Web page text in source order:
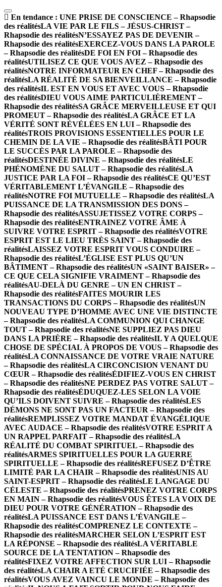
En tendance : UNE PRISE DE CONSCIENCE – Rhapsodie
des réalitésLA VIE PAR LE FILS – JÉSUS-CHRIST –
Rhapsodie des réalitésN’ESSAYEZ PAS DE DEVENIR –
Rhapsodie des réalitésEXERCEZ-VOUS DANS LA PAROLE
– Rhapsodie des réalitésDE FOI EN FOI – Rhapsodie des
réalitésUTILISEZ CE QUE VOUS AVEZ – Rhapsodie des
réalitésNOTRE INFORMATEUR EN CHEF – Rhapsodie des
réalitésLA RÉALITÉ DE SA BIENVEILLANCE – Rhapsodie
des réalitésIL EST EN VOUS ET AVEC VOUS – Rhapsodie
des réalitésDIEU VOUS AIME PARTICULIÈREMENT –
Rhapsodie des réalitésSA GRÂCE MERVEILLEUSE ET QUI
PROMEUT – Rhapsodie des réalitésLA GRÂCE ET LA
VÉRITÉ SONT RÉVÉLÉES EN LUI – Rhapsodie des
réalitésTROIS PROVISIONS ESSENTIELLES POUR LE
CHEMIN DE LA VIE – Rhapsodie des réalitésBÂTI POUR
LE SUCCÈS PAR LA PAROLE – Rhapsodie des
réalitésDESTINÉE DIVINE – Rhapsodie des réalitésLE
PHÉNOMÈNE DU SALUT – Rhapsodie des réalitésLA
JUSTICE PAR LA FOI – Rhapsodie des réalitésCE QU’EST
VÉRITABLEMENT L’ÉVANGILE – Rhapsodie des
réalitésNOTRE FOI MUTUELLE – Rhapsodie des réalitésLA
PUISSANCE DE LA TRANSMISSION DES DONS –
Rhapsodie des réalitésASSUJETISSEZ VOTRE CORPS –
Rhapsodie des réalitésENTRAINEZ VOTRE ÂME À
SUIVRE VOTRE ESPRIT – Rhapsodie des réalitésVOTRE
ESPRIT EST LE LIEU TRÈS SAINT – Rhapsodie des
réalitésLAISSEZ VOTRE ESPRIT VOUS CONDUIRE –
Rhapsodie des réalitésL’ÉGLISE EST PLUS QU’UN
BÂTIMENT – Rhapsodie des réalitésUN «SAINT BAISER» –
CE QUE CELA SIGNIFIE VRAIMENT – Rhapsodie des
réalitésAU-DELÀ DU GENRE – UN EN CHRIST –
Rhapsodie des réalitésFAITES MOURIR LES
TRANSACTIONS DU CORPS – Rhapsodie des réalitésUN
NOUVEAU TYPE D’HOMME AVEC UNE VIE DISTINCTE
– Rhapsodie des réalitésLA COMMUNION QUI CHANGE
TOUT – Rhapsodie des réalitésNE SUPPLIEZ PAS DIEU
DANS LA PRIÈRE – Rhapsodie des réalitésIL Y A QUELQUE
CHOSE DE SPÉCIAL À PROPOS DE VOUS – Rhapsodie des
réalitésLA CONNAISSANCE DE VOTRE VRAIE NATURE
– Rhapsodie des réalitésLA CIRCONCISION VENANT DU
CŒUR – Rhapsodie des réalitésÉDIFIEZ-VOUS EN CHRIST
– Rhapsodie des réalitésNE PERDEZ PAS VOTRE SALUT –
Rhapsodie des réalitésÉDUQUEZ-LES SELON LA VOIE
QU’ILS DOIVENT SUIVRE – Rhapsodie des réalitésLES
DÉMONS NE SONT PAS UN FACTEUR – Rhapsodie des
réalitésREMPLISSEZ VOTRE MANDAT ÉVANGÉLIQUE
AVEC AUDACE – Rhapsodie des réalitésVOTRE ESPRIT A
UN RAPPEL PARFAIT – Rhapsodie des réalitésLA
RÉALITÉ DU COMBAT SPIRITUEL – Rhapsodie des
réalitésARMES SPIRITUELLES POUR LA GUERRE
SPIRITUELLE – Rhapsodie des réalitésREFUSEZ D’ÊTRE
LIMITÉ PAR LA CHAIR – Rhapsodie des réalitésUNIS AU
SAINT-ESPRIT – Rhapsodie des réalitésLE LANGAGE DU
CÉLESTE – Rhapsodie des réalitésPRENEZ VOTRE CORPS
EN MAIN – Rhapsodie des réalitésVOUS ÊTES LA VOIX DE
DIEU POUR VOTRE GÉNÉRATION – Rhapsodie des
réalitésLA PUISSANCE EST DANS L’ÉVANGILE –
Rhapsodie des réalitésCOMPRENEZ LE CONTEXTE –
Rhapsodie des réalitésMARCHER SELON L’ESPRIT EST
LA RÉPONSE – Rhapsodie des réalitésLA VÉRITABLE
SOURCE DE LA TENTATION – Rhapsodie des
réalitésFIXEZ VOTRE AFFECTION SUR LUI – Rhapsodie
des réalitésLA CHAIR A ETÉ CRUCIFIÉE – Rhapsodie des
réalitésVOUS AVEZ VAINCU LE MONDE – Rhapsodie des